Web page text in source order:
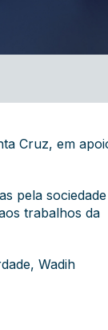
Cruz, em
pela
trabalhos da
Wadih